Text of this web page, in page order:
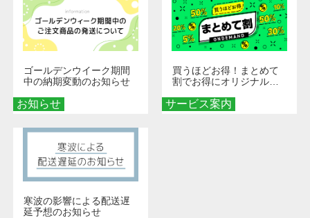
お知らせ
ゴールデンウイーク期間
中の納期変動のお知らせ
サービス案内
買うほどお得！まとめて
割でお得にオリジナルグ
寒波の影響による配送遅
延予想のお知らせ